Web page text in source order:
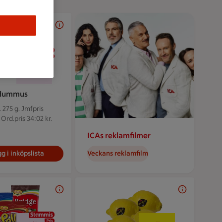
275 g. Jmfpris
34:02 kr.
25 kr/st
i inköpslista
ICAs reklamfilmer
Veckans reklamfilm
2 för 36 kr